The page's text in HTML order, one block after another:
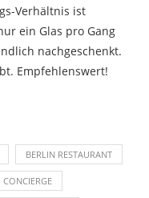
Verhältnis ist
ein Glas pro Gang
nachgeschenkt.
Empfehlenswert!
BERLIN RESTAURANT
CONCIERGE